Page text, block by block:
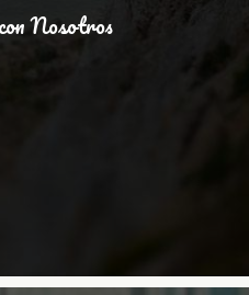
Nosotros